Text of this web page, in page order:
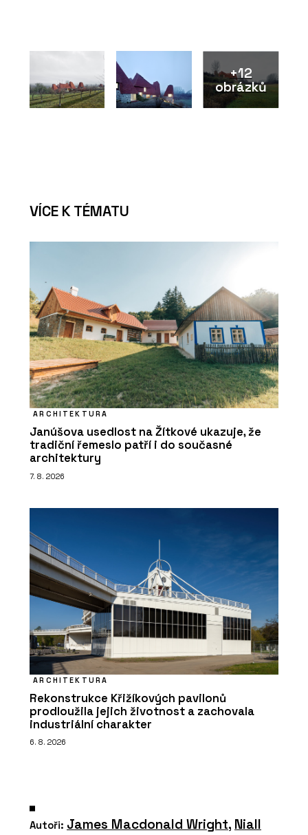
+12
obrázků
VÍCE K TÉMATU
ARCHITEKTURA
Janúšova usedlost na Žítkové ukazuje, že
tradiční řemeslo patří i do současné
architektury
7. 8. 2026
ARCHITEKTURA
Rekonstrukce Křižíkových pavilonů
prodloužila jejich životnost a zachovala
industriální charakter
6. 8. 2026
Autoři: James Macdonald Wright, Niall